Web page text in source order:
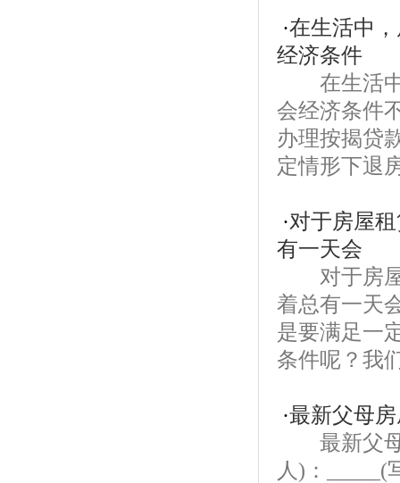
·在生活中
经济条件
在生活中
会经济条件
办理按揭贷
定情形下退
·对于房屋
有一天会
对于房屋
着总有一天
是要满足一
条件呢？我
·最新父母
最新父母
人)：